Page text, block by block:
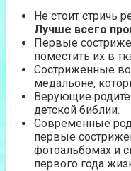
Не стоит стричь
Лучше всего
Первые
поместить их в
Состриженные
медальоне,
Верующие
детской библии.
Современные
первые
фотоальбомах и
первого года